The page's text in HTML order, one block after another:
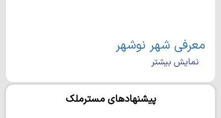
معرفی شهر نوشهر
بندر نوشهر در غرب استان مازندران واقع شده و یکی از
از شرق به شهر نور و از غرب به چالوس منتهی می‌شود. در
جنوب نوشهر، کوه‌های البرز و شهر کوهستانی بلده قرار دارد.
نمایش بیشتر
پیشنهادهای مسترملک